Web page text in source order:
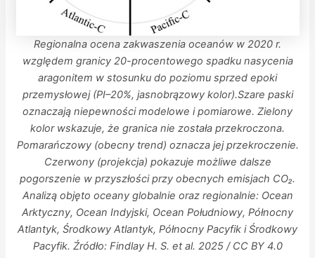
Regionalna ocena zakwaszenia oceanów w 2020 r.
względem granicy 20-procentowego spadku nasycenia
aragonitem w stosunku do poziomu sprzed epoki
przemysłowej (PI–20%, jasnobrązowy kolor).Szare paski
oznaczają niepewności modelowe i pomiarowe. Zielony
kolor wskazuje, że granica nie została przekroczona.
Pomarańczowy (obecny trend) oznacza jej przekroczenie.
Czerwony (projekcja) pokazuje możliwe dalsze
pogorszenie w przyszłości przy obecnych emisjach CO₂.
Analizą objęto oceany globalnie oraz regionalnie: Ocean
Arktyczny, Ocean Indyjski, Ocean Południowy, Północny
Atlantyk, Środkowy Atlantyk, Północny Pacyfik i Środkowy
Pacyfik. Źródło: Findlay H. S. et al. 2025 / CC BY 4.0